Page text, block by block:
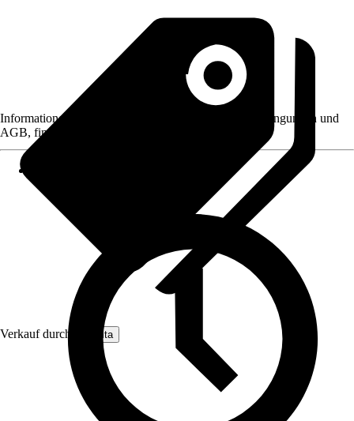
Verkauf durch: Nomita
Informationen des Verkäufers, wie z. B. Rückgabebedingungen und
AGB, finden Sie bei Klick auf den Verkäufernamen.